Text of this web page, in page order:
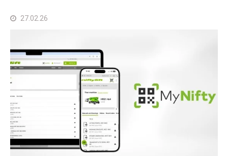
27.02.26